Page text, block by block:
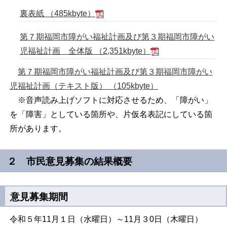
裏表紙 （485kbyte）
第７期福岡市障がい福祉計画及び第３期福岡市障がい
児福祉計画 全体版 （2,351kbyte）
第７期福岡市障がい福祉計画及び第３期福岡市障がい
児福祉計画（テキスト版） （105kbyte）
※音声読み上げソフトに対応させるため、「障がい」
を「障害」としている箇所や、片仮名表記にしている箇
所があります。
２ 市民意見募集の結果概要
意見募集期間
令和５年11月１日（水曜日）～11月３0日（木曜日）